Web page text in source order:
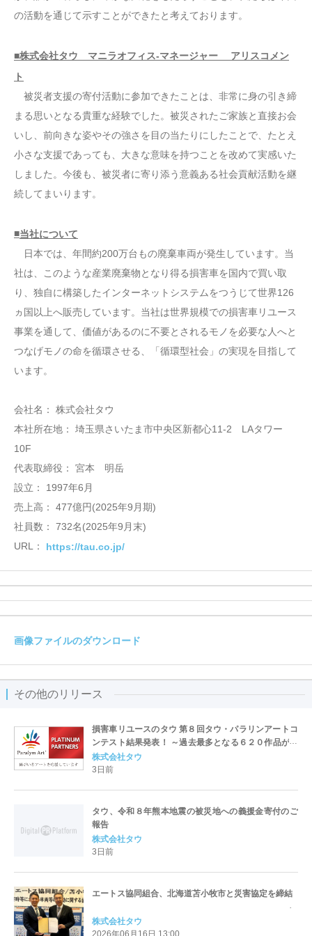
の活動を通じて示すことができたと考えております。
■株式会社タウ マニラオフィス-マネージャー アリスコメン
ト
被災者支援の寄付活動に参加できたことは、非常に身の引き締
まる思いとなる貴重な経験でした。被災されたご家族と直接お会
いし、前向きな姿やその強さを目の当たりにしたことで、たとえ
小さな支援であっても、大きな意味を持つことを改めて実感いた
しました。今後も、被災者に寄り添う意義ある社会貢献活動を継
続してまいります。
■当社について
日本では、年間約200万台もの廃棄車両が発生しています。当
社は、このような産業廃棄物となり得る損害車を国内で買い取
り、独自に構築したインターネットシステムをつうじて世界126
ヵ国以上へ販売しています。当社は世界規模での損害車リユース
事業を通して、価値があるのに不要とされるモノを必要な人へと
つなげモノの命を循環させる、「循環型社会」の実現を目指して
います。
会社名： 株式会社タウ
本社所在地： 埼玉県さいたま市中央区新都心11-2 LAタワー
10F
代表取締役： 宮本 明岳
設立： 1997年6月
売上高： 477億円(2025年9月期)
社員数： 732名(2025年9月末)
URL： https://tau.co.jp/
画像ファイルのダウンロード
その他のリリース
損害車リユースのタウ 第８回タウ・パラリンアートコ
ンテスト結果発表！ ～過去最多となる６２０作品が全
国38都道府県より集まる～
株式会社タウ
3日前
タウ、令和８年熊本地震の被災地への義援金寄付のご
報告
株式会社タウ
3日前
エートス協同組合、北海道苫小牧市と災害協定を締結
株式会社タウ
2026年06月16日 13:00